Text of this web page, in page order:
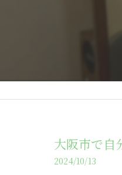
大阪市で自
2024/10/13